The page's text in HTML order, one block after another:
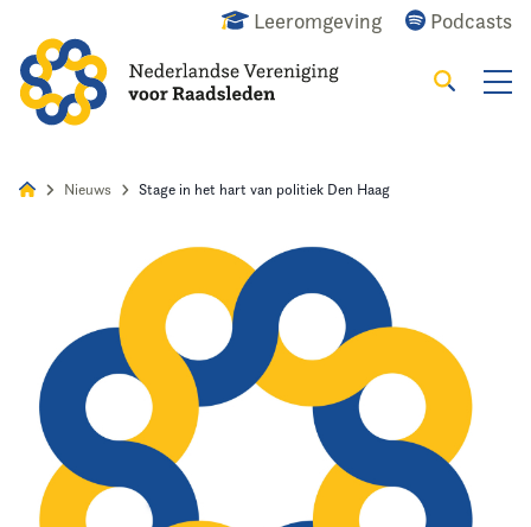
Leeromgeving Podcasts
Zoeken
Agenda
Nieuws
Opleiding
Kennis & Informatie
Nieuws Stage in het hart van politiek Den Haag